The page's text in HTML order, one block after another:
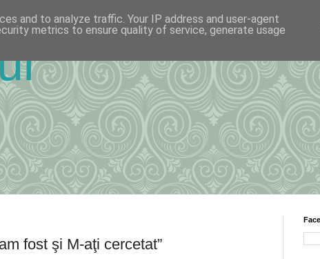
fost şi M-aţi cercetat”
and to analyze traffic. Your IP address and user-agent
metrics to ensure quality of service, generate usage